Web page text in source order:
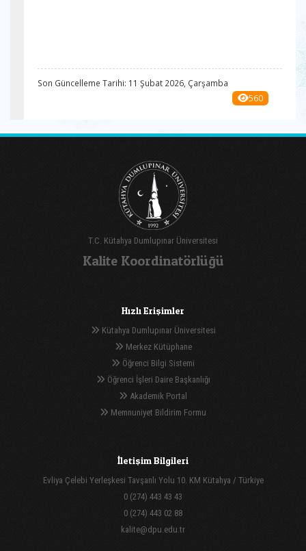
Son Güncelleme Tarihi: 11 Şubat 2026, Çarşamba
560
T.C. Kütahya Dumlupınar Üniversitesi
Kalite Koordinatörlüğü
Hızlı Erişimler
Kütahya Dumlupınar Üniversitesi
Merkez Kütüphane
Öğrenci Bilgi Sistemi
Öğrenci İşleri Daire Başkanlığı
Akademik Portal
Memnuniyet Bildirim Formu
İletişim Bilgileri
Evliya Çelebi Yerleşkesi Tavşanlı Yolu 10. KM Kütahya / Türkiye
0 (274) 443 43 43
0 (274) 443 02 88
kalite@dpu.edu.tr